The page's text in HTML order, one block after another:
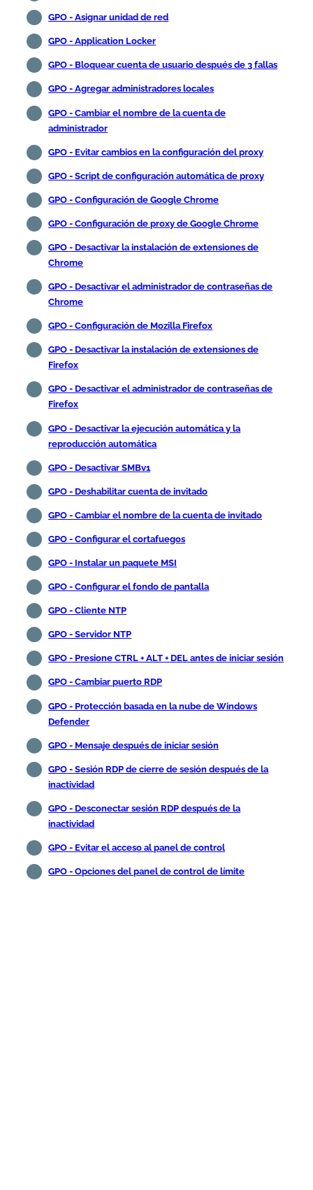
GPO - Asignar unidad de red
GPO - Application Locker
GPO - Bloquear cuenta de usuario después de 3 fallas
GPO - Agregar administradores locales
GPO - Cambiar el nombre de la cuenta de
administrador
GPO - Evitar cambios en la configuración del proxy
GPO - Script de configuración automática de proxy
GPO - Configuración de Google Chrome
GPO - Configuración de proxy de Google Chrome
GPO - Desactivar la instalación de extensiones de
Chrome
GPO - Desactivar el administrador de contraseñas de
Chrome
GPO - Configuración de Mozilla Firefox
GPO - Desactivar la instalación de extensiones de
Firefox
GPO - Desactivar el administrador de contraseñas de
Firefox
GPO - Desactivar la ejecución automática y la
reproducción automática
GPO - Desactivar SMBv1
GPO - Deshabilitar cuenta de invitado
GPO - Cambiar el nombre de la cuenta de invitado
GPO - Configurar el cortafuegos
GPO - Instalar un paquete MSI
GPO - Configurar el fondo de pantalla
GPO - Cliente NTP
GPO - Servidor NTP
GPO - Presione CTRL + ALT + DEL antes de iniciar sesión
GPO - Cambiar puerto RDP
GPO - Protección basada en la nube de Windows
Defender
GPO - Mensaje después de iniciar sesión
GPO - Sesión RDP de cierre de sesión después de la
inactividad
GPO - Desconectar sesión RDP después de la
inactividad
GPO - Evitar el acceso al panel de control
GPO - Opciones del panel de control de límite